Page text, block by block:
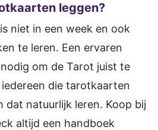
leggen?
niet in een week en ook
te leren. Een ervaren
om de Tarot juist te
die tarotkaarten
dat natuurlijk leren. Koop bij
altijd een handboek